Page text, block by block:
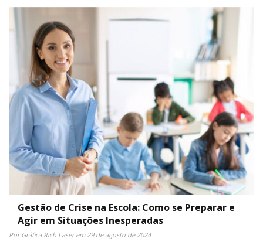
Gestão de Crise na Escola: Como se Preparar e
Agir em Situações Inesperadas
Por Gráfica Rich Laser em 29 de agosto de 2024